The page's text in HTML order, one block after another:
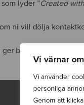
Vi värnar
Vi använder
personliga
Genom att
lyder ”Created
ni vill dölja
besökare